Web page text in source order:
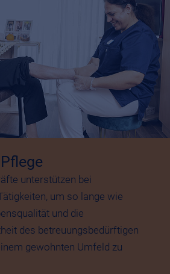
unterstützen bei
um so lange wie
und die
des betreuungsbedürftigen
gewohnten Umfeld zu